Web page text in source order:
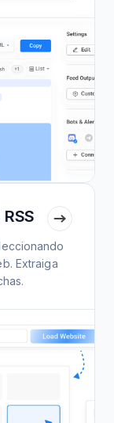
Extraiga